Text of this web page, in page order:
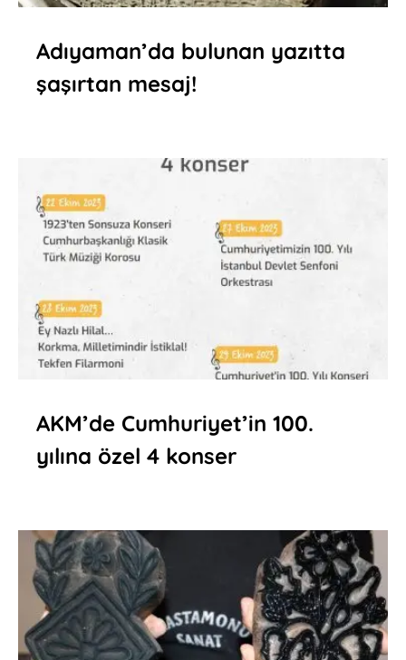
Adıyaman’da bulunan yazıtta
şaşırtan mesaj!
AKM’de Cumhuriyet’in 100.
yılına özel 4 konser